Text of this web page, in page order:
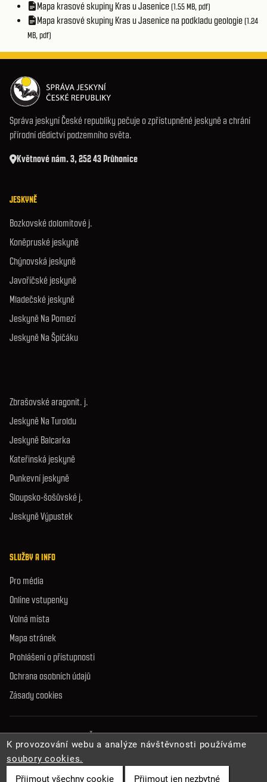
Mapa krasové skupiny Kras u Jasenice(1.55 MB, pdf)
Mapa krasové skupiny Kras u Jasenice na podkladu geologie(1.24
MB, pdf)
Správa jeskyní České republiky pečuje o zpřístupněné jeskyně a chrání
přírodní dědictví podzemního světa.
Květnové nám. 3, 252 43 Průhonice
JESKYNĚ
Bozkovské dolomitové j.
Koněpruské jeskyně
Chýnovská jeskyně
Javoříčské jeskyně
Mladečské jeskyně
Jeskyně Na Pomezí
Jeskyně Na Špičáku
Zbrašovské aragonit. j.
Jeskyně Na Turoldu
Jeskyně Balcarka
Kateřinská jeskyně
Punkevní jeskyně
Sloupsko-šošůvské j.
Jeskyně Výpustek
SLUŽBY A INFO
Pro média
Online vstupenky
Volná místa
Mapa stránek
Prohlášení o přístupnosti
Ochrana osobních údajů
Zásady cookies
© 2026 Správa jeskyní České republiky. Všechna práva vyhrazena.
K provozování webu a analýze návštěvnosti používáme
soubory cookies.
Přijmout všechny cookie
Přijmout jen nezbytné